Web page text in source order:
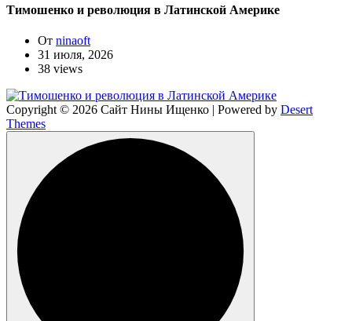
Тимошенко и революция в Латинской Америке
От ninaoft
31 июля, 2026
38 views
Copyright © 2026 Сайт Нины Ищенко | Powered by Desert
Themes